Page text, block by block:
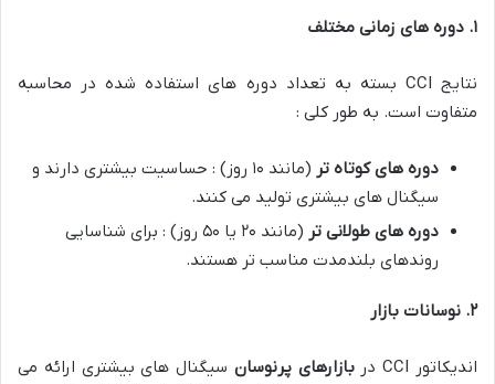
۱. دوره های زمانی مختلف
نتایج CCI بسته به تعداد دوره های استفاده شده در محاسبه
متفاوت است. به طور کلی :
دوره های کوتاه تر
(مانند ۱۰ روز) : حساسیت بیشتری دارند و
سیگنال های بیشتری تولید می کنند.
دوره های طولانی تر
(مانند ۲۰ یا ۵۰ روز) : برای شناسایی
روندهای بلندمدت مناسب تر هستند.
۲. نوسانات بازار
اندیکاتور CCI در بازارهای پرنوسان سیگنال های بیشتری ارائه می